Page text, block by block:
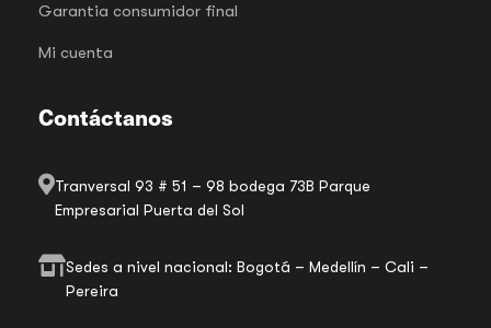
Garantia consumidor final
Mi cuenta
Contáctanos
Tranversal 93 # 51 – 98 bodega 73B Parque
Empresarial Puerta del Sol
Sedes a nivel nacional: Bogotá – Medellín – Cali –
Pereira